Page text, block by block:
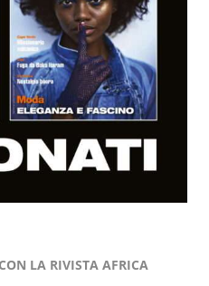
LA RIVISTA AFRICA